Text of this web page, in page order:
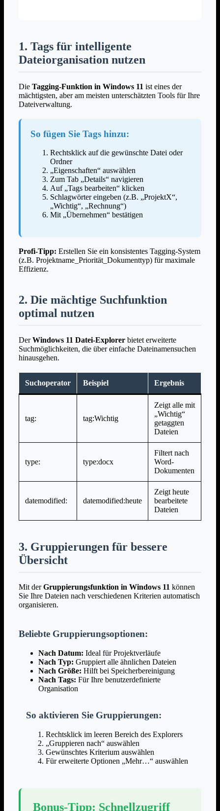
1. Tags für intelligente
Dateiorganisation nutzen
Die Tagging-Funktion in Windows 11 ist eines der
mächtigsten, aber am meisten unterschätzten Tools für Ihre
Dateiverwaltung.
So fügen Sie Tags hinzu:
Rechtsklick auf die gewünschte Datei oder
Ordner
„Eigenschaften“ auswählen
Zum Tab „Details“ navigieren
Auf „Tags bearbeiten“ klicken
Schlagwörter eingeben (z.B. „ProjektX“,
„Wichtig“, „Rechnung“)
Mit „Übernehmen“ bestätigen
Profi-Tipp: Erstellen Sie ein konsistentes Tagging-System
(z.B. Projektname_Priorität_Dokumenttyp) für maximale
Effizienz.
2. Die mächtige Suchfunktion
optimal nutzen
DerWindows 11 Datei-Explorer bietet erweiterte
Suchmöglichkeiten, die über einfache Dateinamensuchen
hinausgehen.
Suchoperator Beispiel Ergebnis
tag: tag:Wichtig
Zeigt alle mit
„Wichtig“
getaggten
Dateien
type: type:docx
Filtert nach
Word-
Dokumenten
datemodified: datemodified:heute
Zeigt heute
bearbeitete
Dateien
3. Gruppierungen für bessere
Übersicht
Mit derGruppierungsfunktion in Windows 11 können
Sie Ihre Dateien nach verschiedenen Kriterien automatisch
organisieren.
Beliebte Gruppierungsoptionen:
Nach Datum: Ideal für Projektverläufe
Nach Typ: Gruppiert alle ähnlichen Dateien
Nach Größe: Hilft bei Speicherbereinigung
Nach Tags: Für Ihre benutzerdefinierte
Organisation
So aktivieren Sie Gruppierungen:
Rechtsklick im leeren Bereich des Explorers
„Gruppieren nach“ auswählen
Gewünschtes Kriterium auswählen
Für erweiterte Optionen „Mehr…“ auswählen
Bonus-Tipp: Schnellzugriff